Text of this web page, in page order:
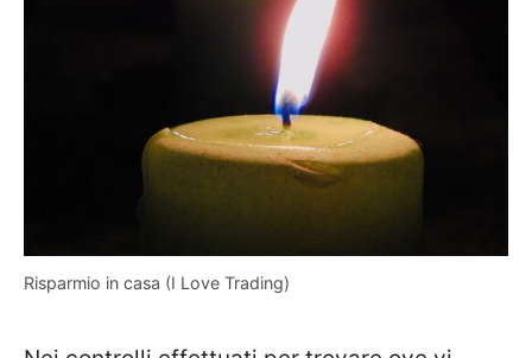
Risparmio in casa (I Love Trading)